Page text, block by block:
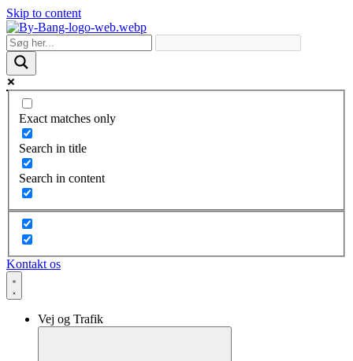
Skip to content
Exact matches only
Search in title
Search in content
Kontakt os
Vej og Trafik